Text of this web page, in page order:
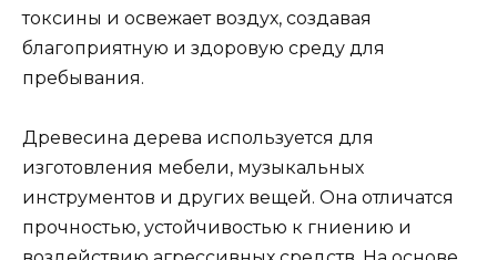
токсины и освежает воздух, создавая
благоприятную и здоровую среду для
пребывания.
Древесина дерева используется для
изготовления мебели, музыкальных
инструментов и других вещей. Она отличатся
прочностью, устойчивостью к гниению и